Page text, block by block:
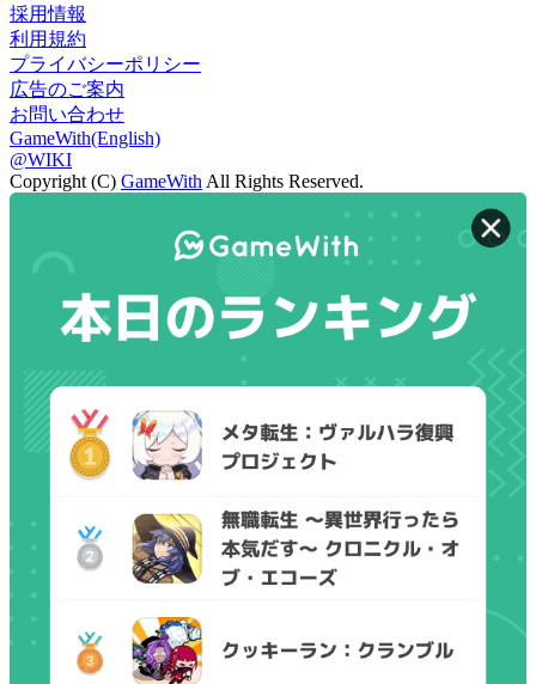
採用情報
利用規約
プライバシーポリシー
広告のご案内
お問い合わせ
GameWith(English)
@WIKI
Copyright (C) GameWith All Rights Reserved.